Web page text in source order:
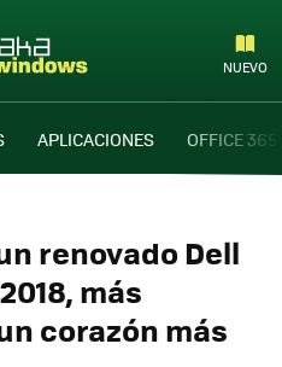
NUEVO
APLICACIONES OFFICE 365
renovado Dell
más
corazón más